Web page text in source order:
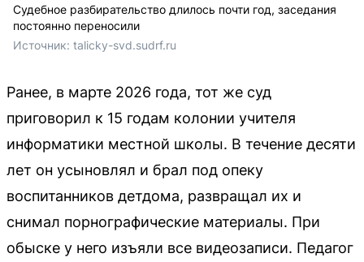
Судебное разбирательство длилось почти год, заседания
постоянно переносили
Источник: talicky-svd.sudrf.ru
Ранее, в марте 2026 года, тот же суд
приговорил к 15 годам колонии учителя
информатики местной школы. В течение десяти
лет он усыновлял и брал под опеку
воспитанников детдома, развращал их и
снимал порнографические материалы. При
обыске у него изъяли все видеозаписи. Педагог